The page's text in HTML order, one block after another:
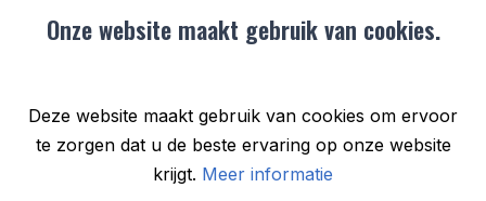
Onze website maakt gebruik van cookies.
Deze website maakt gebruik van cookies om ervoor
te zorgen dat u de beste ervaring op onze website
krijgt. Meer informatie
te brengen, dit is de rol van de provincie Fryslân
zien. Laat Vlieland een voorbeeld zijn voor
anderen.” Met de hulp van programma’s zoals
Interreg is het mogelijk om voorbeeldprojecten te